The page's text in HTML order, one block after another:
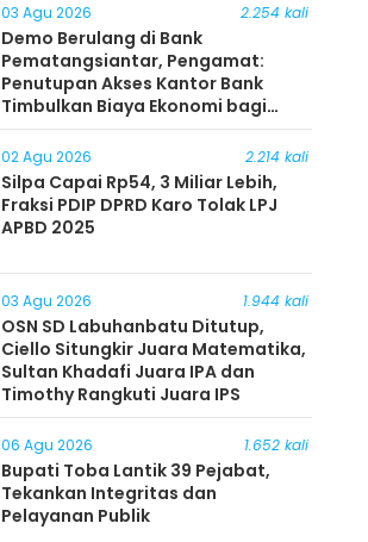
03 Agu 2026 2.254 kali
Demo Berulang di Bank
Pematangsiantar, Pengamat:
Penutupan Akses Kantor Bank
Timbulkan Biaya Ekonomi bagi
Masyarakat
02 Agu 2026 2.214 kali
Silpa Capai Rp54, 3 Miliar Lebih,
Fraksi PDIP DPRD Karo Tolak LPJ
APBD 2025
03 Agu 2026 1.944 kali
OSN SD Labuhanbatu Ditutup,
Ciello Situngkir Juara Matematika,
Sultan Khadafi Juara IPA dan
Timothy Rangkuti Juara IPS
06 Agu 2026 1.652 kali
Bupati Toba Lantik 39 Pejabat,
Tekankan Integritas dan
Pelayanan Publik